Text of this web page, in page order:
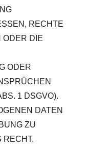
RECHTE
ODER DIE
ODER
1 DSGVO).
DATEN
ZU
RECHT,